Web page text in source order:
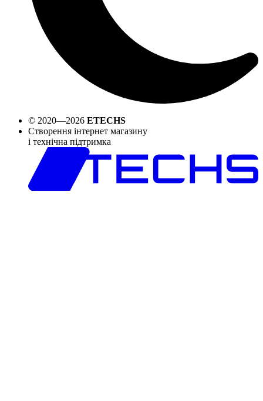
© 2020—2026 ETECHS
Створення інтернет магазину
і технічна підтримка